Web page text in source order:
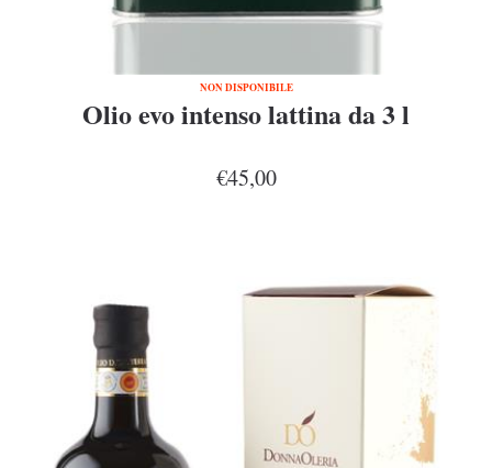
NON DISPONIBILE
Olio evo intenso lattina da 3 l
€45,00